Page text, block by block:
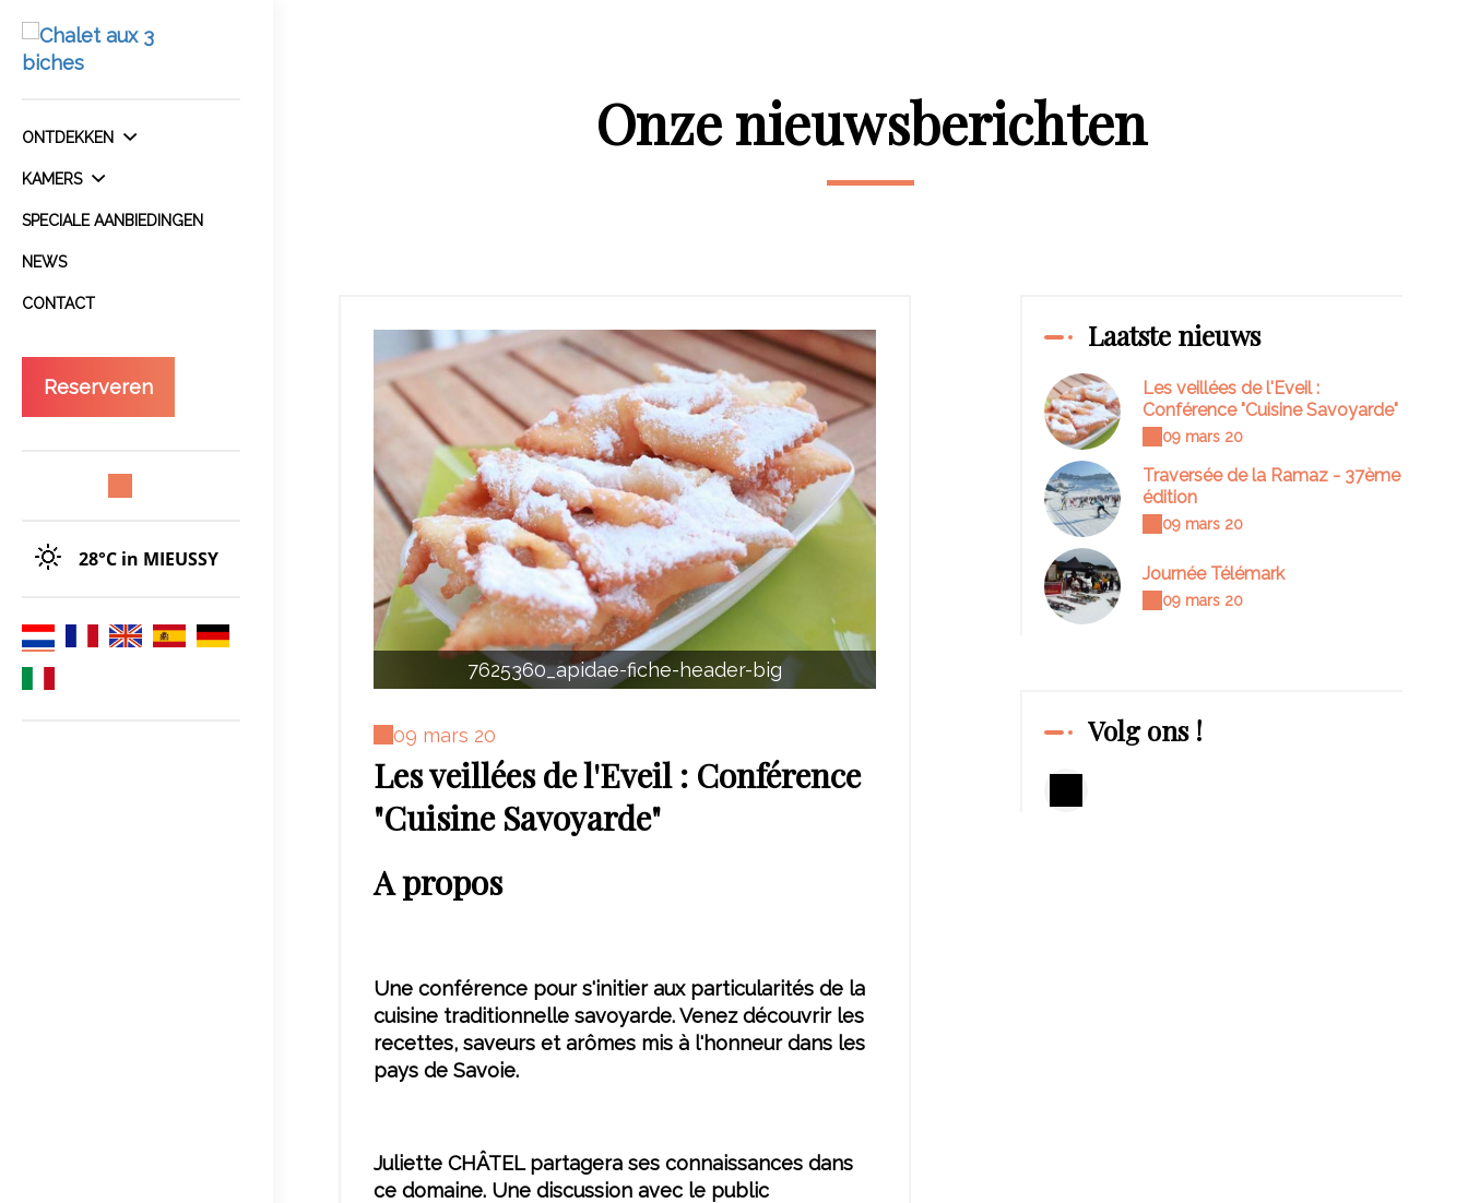
ONTDEKKEN
KAMERS
SPECIALE AANBIEDINGEN
NEWS
CONTACT
Reserveren
28°C in MIEUSSY
Onze nieuwsberichten
7625360_apidae-fiche-header-big
09 mars 20
Les veillées de l'Eveil : Conférence
"Cuisine Savoyarde"
A propos
Une conférence pour s'initier aux particularités de la
cuisine traditionnelle savoyarde. Venez découvrir les
recettes, saveurs et arômes mis à l'honneur dans les
pays de Savoie.
Juliette CHÂTEL partagera ses connaissances dans
ce domaine. Une discussion avec le public
Laatste nieuws
Les veillées de l'Eveil :
Conférence "Cuisine Savoyarde"
09 mars 20
Traversée de la Ramaz - 37ème
édition
09 mars 20
Journée Télémark
09 mars 20
Volg ons !